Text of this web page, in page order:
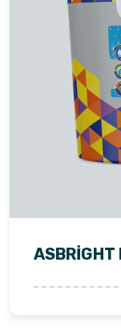
ASBRİGHT